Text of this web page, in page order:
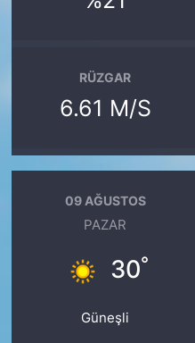
RÜZGAR
6.61 M/S
09 AĞUSTOS
PAZAR
30°
Güneşli